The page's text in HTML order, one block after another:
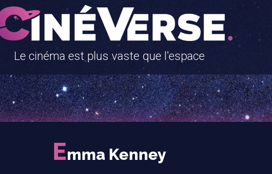
Le cinéma est plus vaste que l'espace
Emma Kenney